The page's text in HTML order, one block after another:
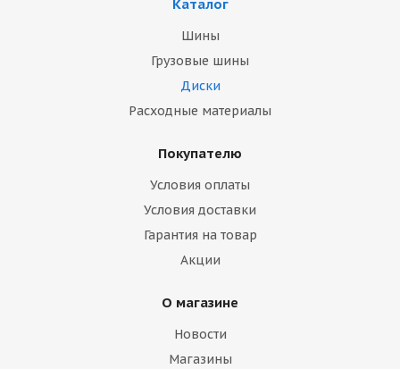
Каталог
Шины
Грузовые шины
Диски
Расходные материалы
Покупателю
Условия оплаты
Условия доставки
Гарантия на товар
Акции
О магазине
Новости
Магазины